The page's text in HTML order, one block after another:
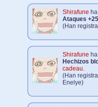
Shirafune
Ataques
(Han
Shirafune
Hechizos
cadeau.
(Han
Enelye)